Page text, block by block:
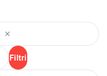
Filtri